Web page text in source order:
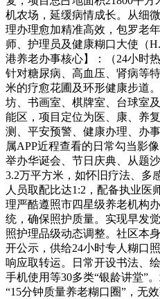
机农场，延缓病情成长。从细
理办理愈加精准高效，包罗老
师、护理员及健康糊口大使（
港养老办事核心】：（24小时
针对糖尿病、高血压、肾病等
米的疗愈花圃及环形健康步道
坊、书画室、棋牌室、台球室
能区，项目定位为医、康、养
测、平安预警、健康办理、办
属APP近程查看的日常勾当影
举办华诞会、节日庆典、从题
3.2万平方米，如怀旧疗法、多
人员取配比达1:2，配备执业医
理严酷遵照市四星级养老机构
统，确保照护质量。实现早发
照护理品级动态调整。社区本
开公示，供给24小时专人糊口
响应取转运。日常开设书法、
手机使用等30多类“银龄讲堂”
“15分钟质量养老糊口圈”，无